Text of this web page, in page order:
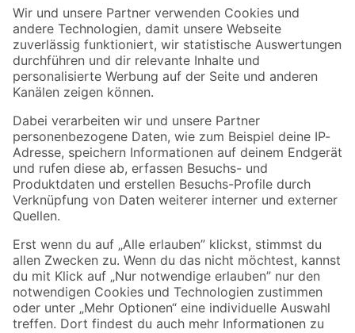
Der toom Newsletter: Keine Angebote und Aktionen mehr verpassen!
Zur Newsletter Anmeldung
Folge uns
Zahlungsarten Versandarten
Sicher einkaufen
Jetzt die toom-App herunterladen